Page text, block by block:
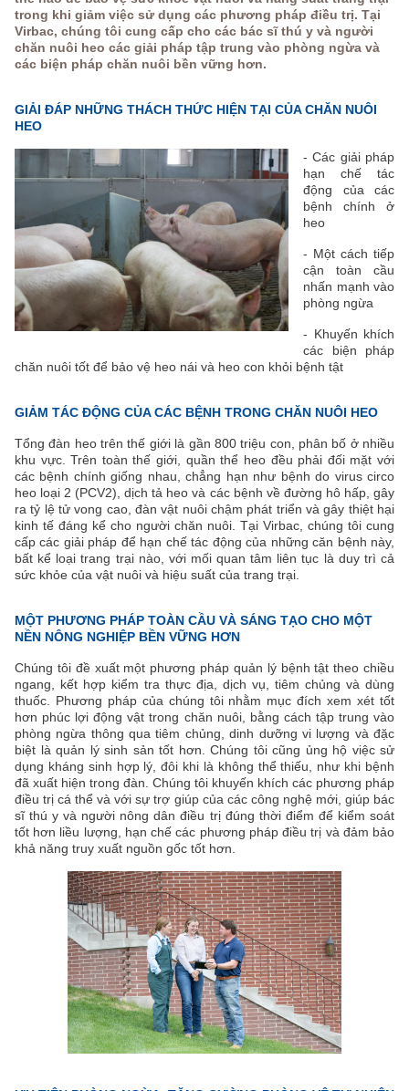
trong khi giảm việc sử dụng các phương pháp điều trị. Tại
Virbac, chúng tôi cung cấp cho các bác sĩ thú y và người
chăn nuôi heo các giải pháp tập trung vào phòng ngừa và
các biện pháp chăn nuôi bền vững hơn.
GIẢI ĐÁP NHỮNG THÁCH THỨC HIỆN TẠI CỦA CHĂN NUÔI
HEO
- Các giải pháp
hạn chế tác
động của các
bệnh chính ở
heo
- Một cách tiếp
cận toàn cầu
nhấn mạnh vào
phòng ngừa
- Khuyến khích
các biện pháp
chăn nuôi tốt để bảo vệ heo nái và heo con khỏi bệnh tật
GIẢM TÁC ĐỘNG CỦA CÁC BỆNH TRONG CHĂN NUÔI HEO
Tổng đàn heo trên thế giới là gần 800 triệu con, phân bố ở nhiều
khu vực. Trên toàn thế giới, quần thể heo đều phải đối mặt với
các bệnh chính giống nhau, chẳng hạn như bệnh do virus circo
heo loại 2 (PCV2), dịch tả heo và các bệnh về đường hô hấp, gây
ra tỷ lệ tử vong cao, đàn vật nuôi chậm phát triển và gây thiệt hại
kinh tế đáng kể cho người chăn nuôi. Tại Virbac, chúng tôi cung
cấp các giải pháp để hạn chế tác động của những căn bệnh này,
bất kể loại trang trại nào, với mối quan tâm liên tục là duy trì cả
sức khỏe của vật nuôi và hiệu suất của trang trại.
MỘT PHƯƠNG PHÁP TOÀN CẦU VÀ SÁNG TẠO CHO MỘT
NỀN NÔNG NGHIỆP BỀN VỮNG HƠN
Chúng tôi đề xuất một phương pháp quản lý bệnh tật theo chiều
ngang, kết hợp kiểm tra thực địa, dịch vụ, tiêm chủng và dùng
thuốc. Phương pháp của chúng tôi nhằm mục đích xem xét tốt
hơn phúc lợi động vật trong chăn nuôi, bằng cách tập trung vào
phòng ngừa thông qua tiêm chủng, dinh dưỡng vi lượng và đặc
biệt là quản lý sinh sản tốt hơn. Chúng tôi cũng ủng hộ việc sử
dụng kháng sinh hợp lý, đôi khi là không thể thiếu, như khi bệnh
đã xuất hiện trong đàn. Chúng tôi khuyến khích các phương pháp
điều trị cá thể và với sự trợ giúp của các công nghệ mới, giúp bác
sĩ thú y và người nông dân điều trị đúng thời điểm để kiểm soát
tốt hơn liều lượng, hạn chế các phương pháp điều trị và đảm bảo
khả năng truy xuất nguồn gốc tốt hơn.